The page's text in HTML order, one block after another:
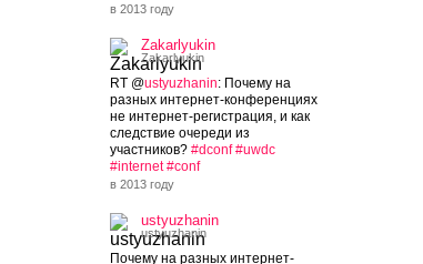
в 2013 году
Zakarlyukin
Zakarlyukin
RT @ustyuzhanin: Почему на
разных интернет-конференциях
не интернет-регистрация, и как
следствие очереди из
участников? #dconf #uwdc
#internet #conf
в 2013 году
ustyuzhanin
ustyuzhanin
Почему на разных интернет-